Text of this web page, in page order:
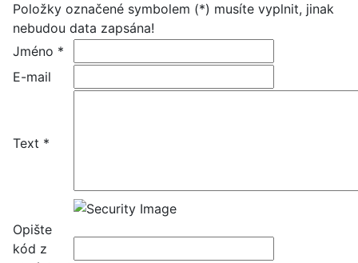
Položky označené symbolem (*) musíte vyplnit, jinak
nebudou data zapsána!
Jméno *
E-mail
Text *
Opište
kód z